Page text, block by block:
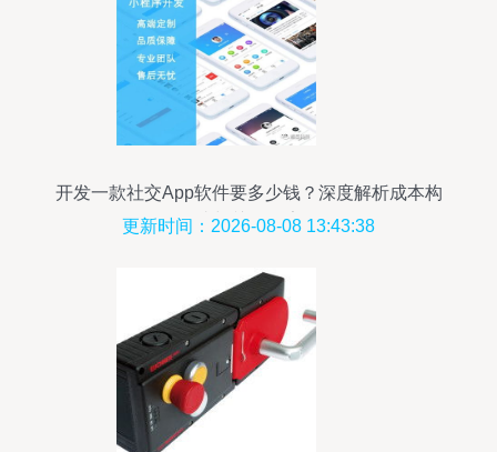
开发一款社交App软件要多少钱？深度解析成本构
成与关键因素
更新时间：2026-08-08 13:43:38